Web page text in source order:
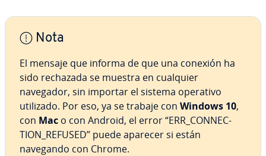
Nota
El mensaje que informa de que una conexión ha
sido rechazada se muestra en cualquier
navegador, sin importar el sistema operativo
utilizado. Por eso, ya se trabaje con Windows 10,
con Mac o con Android, el error “ERR_CO­N­NE­C­
TION_REFUSED” puede aparecer si están
navegando con Chrome.